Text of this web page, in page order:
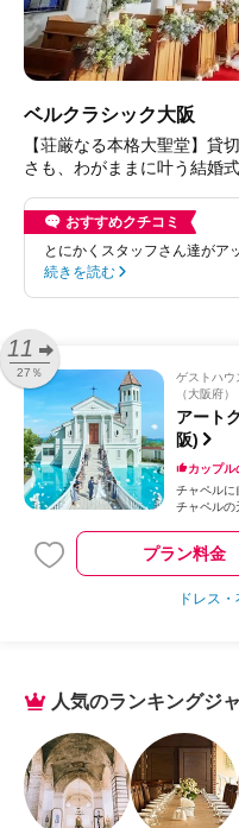
ベルクラシック大阪
【荘厳なる本格大聖堂】貸
さも、わがままに叶う結婚式
おすすめクチコミ
とにかくスタッフさん達が
続きを読む
11
27％ ゲストハウ
（大阪府）
アート
阪)
カップル
チャペルに
チャペルの
プラン料金
ドレス
人気のランキングジ